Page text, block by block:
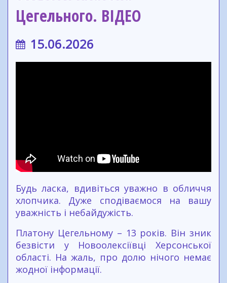
Цегельного. ВІДЕО
15.06.2026
Будь ласка, вдивіться уважно в обличчя
хлопчика. Дуже сподіваємося на вашу
уважність і небайдужість.
Платону Цегельному – 13 років. Він зник
безвісти у Новоолексіївці Херсонської
області. На жаль, про долю нічого немає
жодної інформації.